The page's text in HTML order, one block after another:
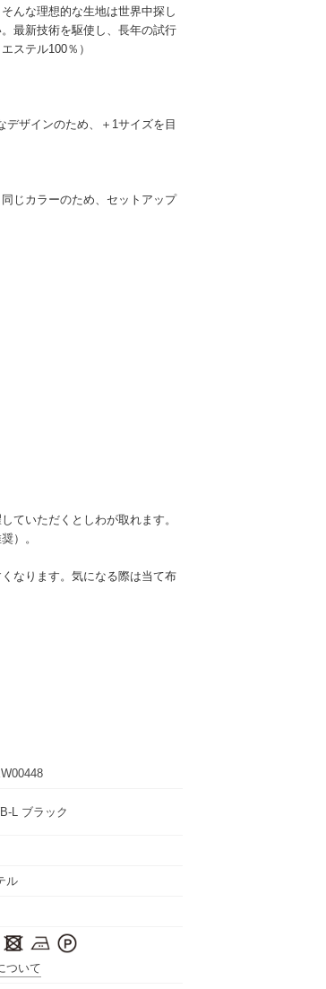
んな理想的な生地は世界中探し
最新技術を駆使し、長年の試行
ステル100％）
ザインのため、＋1サイズを目
じカラーのため、セットアップ
ていただくとしわが取れます。
）。
なります。気になる際は当て布
L ブラック
ル
ついて